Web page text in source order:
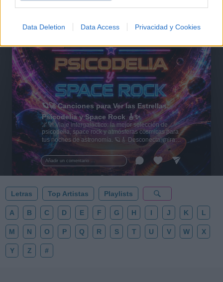
Data Deletion Data Access Privacidad y Cookies
Añadir un comentario ...
🪐🚀 Canciones para Ver las Estrellas:
Psicodelia y Space Rock 🎸✨
🌌🚀 Viaje intergaláctico: la mejor selección de
psicodelia, space rock y atmósferas cósmicas para
tus noches de astronomía. 🪐🎸 Desconecta, mira
al firmamento y siente la gravedad cero. 💾 ¡Guarda
esta colección para tu próxima noche estrellada!
✨⭐
Letras Top Artistas Playlists
A B C D E F G H I J K L
M N O P Q R S T U V W X
Y Z #